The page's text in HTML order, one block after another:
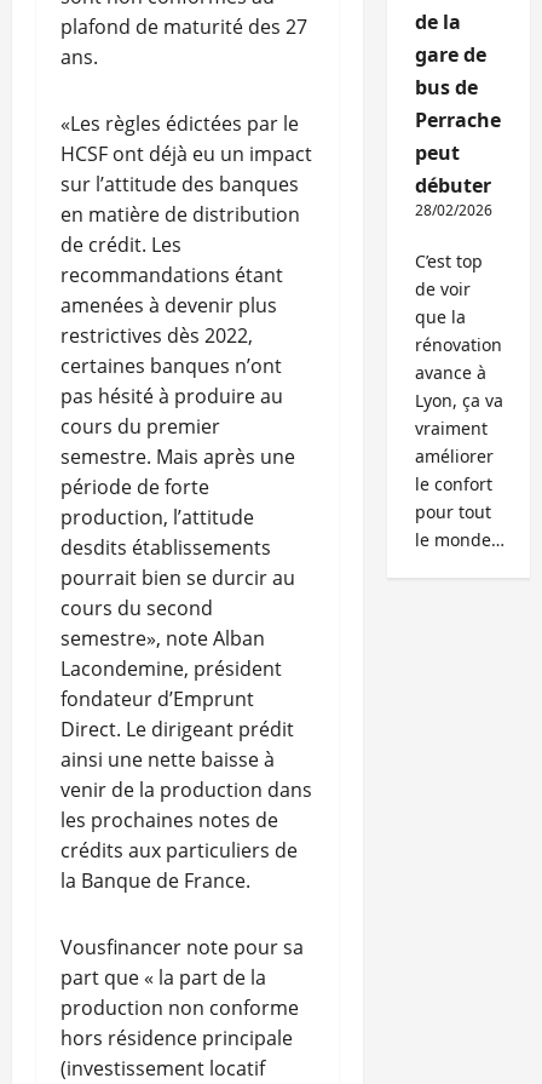
plafond de maturité des 27
ans.
«Les règles édictées par le
HCSF ont déjà eu un impact
sur l’attitude des banques
en matière de distribution
de crédit. Les
recommandations étant
amenées à devenir plus
restrictives dès 2022,
certaines banques n’ont
pas hésité à produire au
cours du premier
semestre. Mais après une
période de forte
production, l’attitude
desdits établissements
pourrait bien se durcir au
cours du second
semestre», note Alban
Lacondemine, président
fondateur d’Emprunt
Direct. Le dirigeant prédit
ainsi une nette baisse à
venir de la production dans
les prochaines notes de
crédits aux particuliers de
la Banque de France.
Vousfinancer note pour sa
part que « la part de la
production non conforme
hors résidence principale
(investissement locatif
de la
gare de
bus de
Perrache
peut
débuter
28/02/2026
C’est top
de voir
que la
rénovation
avance à
Lyon, ça va
vraiment
améliorer
le confort
pour tout
le monde…